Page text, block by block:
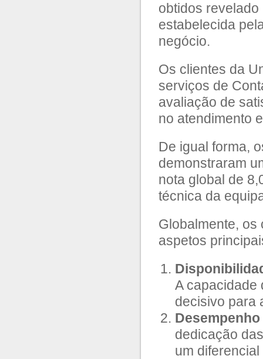
obtidos
estabelecida
negócio.
Os clientes da
serviços de
avaliação de
no atendimento
De igual forma,
demonstraram
nota global de
técnica da
Globalmente, os
aspetos
A capacidade
decisivo para
dedicação
um